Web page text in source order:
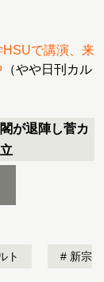
で講演、来
（やや日刊カル
が退陣し菅カ
ト 新宗